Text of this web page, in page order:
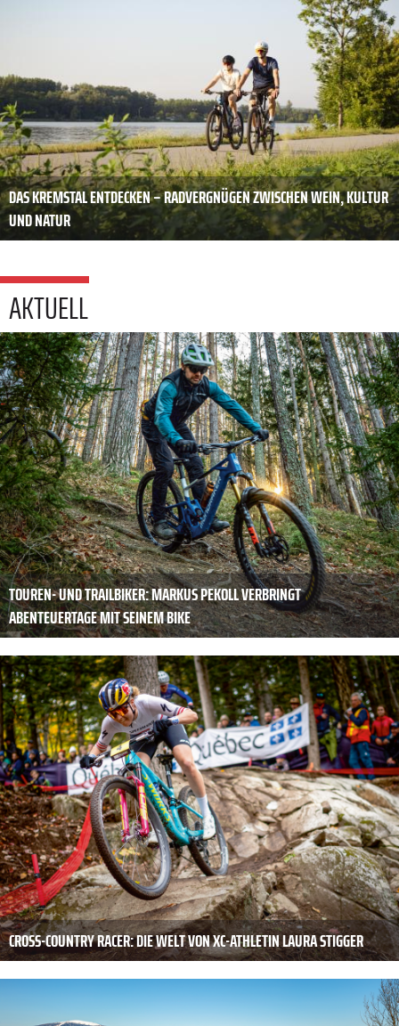
DAS KREMSTAL ENTDECKEN – RADVERGNÜGEN ZWISCHEN WEIN, KULTUR
UND NATUR
AKTUELL
TOUREN- UND TRAILBIKER: MARKUS PEKOLL VERBRINGT
ABENTEUERTAGE MIT SEINEM BIKE
CROSS-COUNTRY RACER: DIE WELT VON XC-ATHLETIN LAURA STIGGER